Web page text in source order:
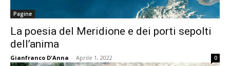
Pagine
La poesia del Meridione e dei porti sepolti
dell’anima
Gianfranco D'Anna - Aprile 1, 2022 0